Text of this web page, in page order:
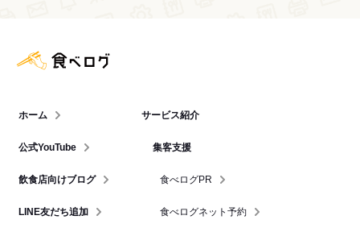
ホーム
公式YouTube
飲食店向けブログ
LINE友だち追加
サービス紹介
集客支援
食べログPR
食べログネット予約